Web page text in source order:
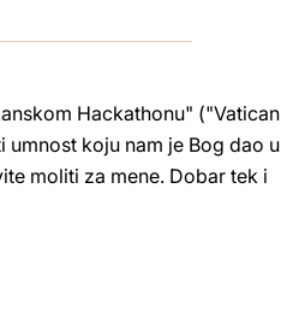
Hackathonu" ("Vatican
koju nam je Bog dao u
moliti za mene. Dobar tek i